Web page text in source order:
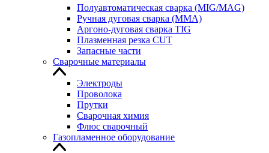
Полуавтоматическая сварка (MIG/MAG)
Ручная дуговая сварка (MMA)
Аргоно-дуговая сварка TIG
Плазменная резка CUT
Запасные части
Сварочные материалы
Электроды
Проволока
Прутки
Сварочная химия
Флюс сварочный
Газопламенное оборудование